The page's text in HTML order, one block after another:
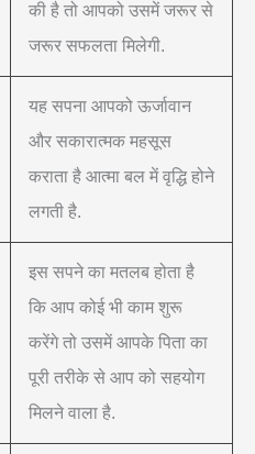
की है तो आपको उसमें जरूर से
जरूर सफलता मिलेगी.
यह सपना आपको ऊर्जावान
और सकारात्मक महसूस
कराता है आत्मा बल में वृद्धि होने
लगती है.
इस सपने का मतलब होता है
कि आप कोई भी काम शुरू
करेंगे तो उसमें आपके पिता का
पूरी तरीके से आप को सहयोग
मिलने वाला है.